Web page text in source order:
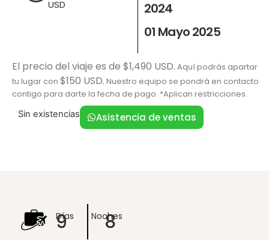
USD
2024
01 Mayo 2025
El precio del viaje es de $1,490 USD. Aquí podrás apartar
tu lugar con $150 USD. Nuestro equipo se pondrá en contacto
contigo para darte la fecha de pago. *Aplican restricciones.
Sin existencias Asistencia de ventas
Días
9 Noches
8